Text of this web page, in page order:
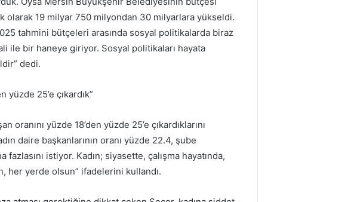
olarak 19 milyar 750 milyondan 30 milyarlara yükseldi.
tahmini bütçeleri arasında sosyal politikalarda biraz
ile bir haneye giriyor. Sosyal politikaları hayata
dedi.
yüzde 25’e çıkardık”
yüzde 18’den yüzde 25’e çıkardıklarını
daire başkanlarının oranı yüzde 22.4, şube
istiyor. Kadın; siyasette, çalışma hayatında,
her yerde olsun” ifadelerini kullandı.